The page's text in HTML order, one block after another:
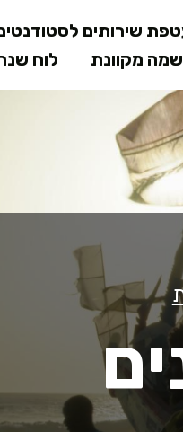
שירותים
מקוונת
לוח